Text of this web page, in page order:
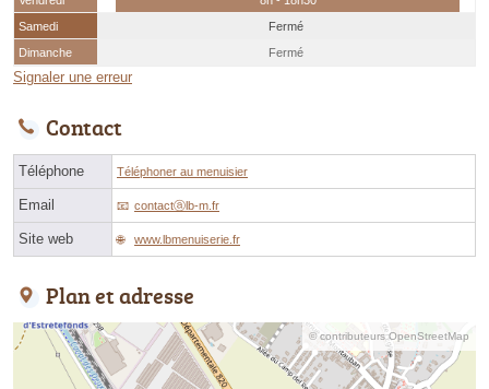
Samedi
Fermé
Dimanche
Fermé
Signaler une erreur
Contact
Téléphone Téléphoner au menuisier
Email contactⓐlb-m.fr
Site web www.lbmenuiserie.fr
Plan et adresse
© contributeurs OpenStreetMap